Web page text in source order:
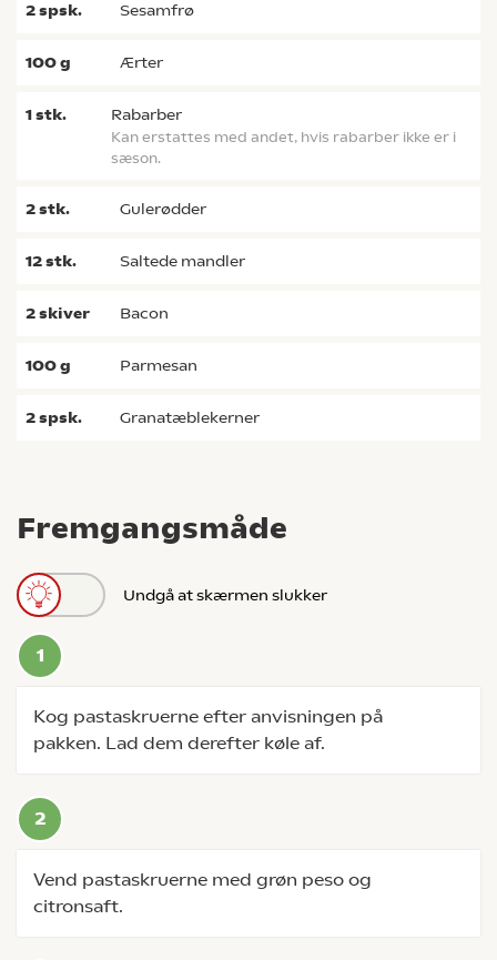
Fremgangsmåde
Undgå at skærmen slukker
Kog pastaskruerne efter anvisningen på
pakken. Lad dem derefter køle af.
Vend pastaskruerne med grøn peso og
citronsaft.
2spsk. sesamfrø
100g ærter
1stk. rabarber
Kan erstattes med andet, hvis rabarber ikke er i
sæson.
2stk. gulerødder
12stk. saltede mandler
2skiver bacon
100g parmesan
2spsk. granatæblekerner